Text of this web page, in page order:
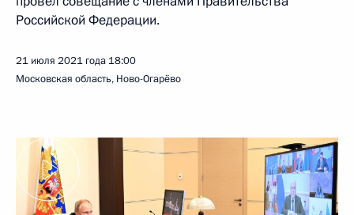
Российской Федерации.
21 июля 2021 года 18:00
Московская область, Ново-Огарёво